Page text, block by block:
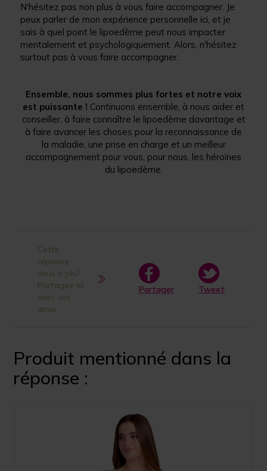
N'hésitez pas non plus à vous faire accompagner. Je
peux parler de mon expérience personnelle ici, et je
sais à quel point le lipoedème peut nous impacter
mentalement et psychologiquement. Alors, n'hésitez
surtout pas à vous faire accompagner.
Ensemble, nous sommes plus fortes et notre voix
est puissante ! Continuons ensemble, à nous aider et
conseiller, à faire connaître le lipoedème davantage et
à faire avancer les choses pour la reconnaissance de
la maladie, une prise en charge et un meilleur
accompagnement pour vous, pour nous, les héroïnes
du lipoedème.
Cette
réponse
vous a plu?
Partagez-la
avec vos
amis
Partager Tweet
Produit mentionné dans la
réponse :